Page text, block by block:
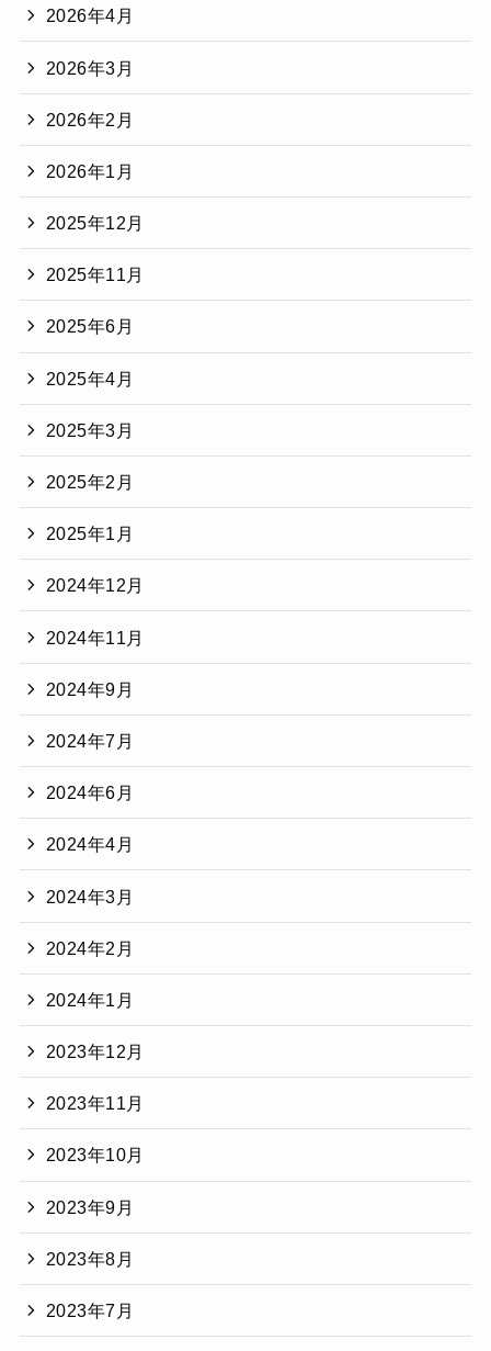
2026年4月
2026年3月
2026年2月
2026年1月
2025年12月
2025年11月
2025年6月
2025年4月
2025年3月
2025年2月
2025年1月
2024年12月
2024年11月
2024年9月
2024年7月
2024年6月
2024年4月
2024年3月
2024年2月
2024年1月
2023年12月
2023年11月
2023年10月
2023年9月
2023年8月
2023年7月